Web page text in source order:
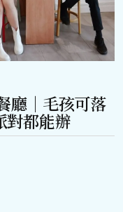
廳｜毛孩可落
對都能辦